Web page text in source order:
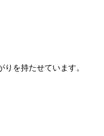
を持たせています。